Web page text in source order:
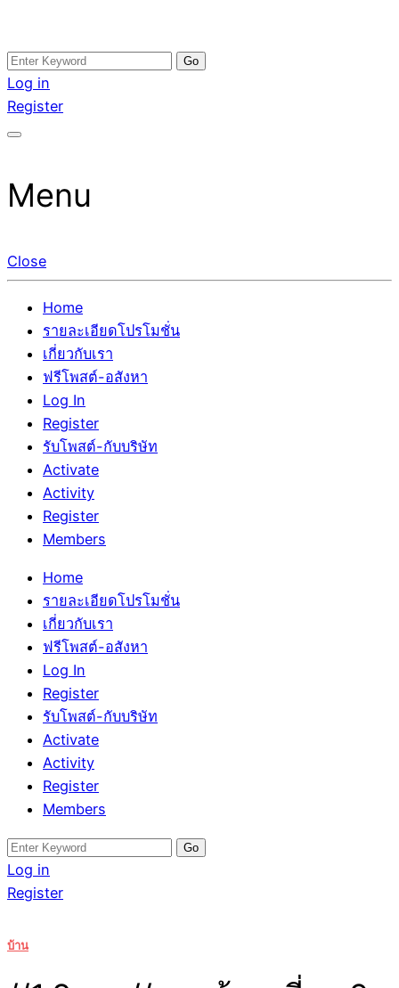
Skip
to
content
อสังหาโพสต์ รีวิวเยอะ รับจ้างโพสต์ขายบ้าน รับจ้างโพสต์อสัง
หา แตกต่างอย่างตั้งใจ รับรองผล อันดับ1 การโพสต์ขายอสังหา
กับทีมงานบริษัท บ้าน ที่ดิน คอนโด ติดGoogleหน้าแรกได้จริงๆ
รับจ้างโพสอสังหา ขายบ้าน อสังหาโพสต์ เชื่อถือได้จริง รับ
โพสต์ ที่ดิน กับทีมงานบริษัท ถูกและดีที่สุด ไม่มีค่านายหน้า
ขายได้จริงๆ ช่วยสร้างโอกาสในการขายได้มากกว่า ที่เดียว ที่
Search
for:
Log in
Register
Menu
Close
Home
รายละเอียดโปรโมชั่น
เกี่ยวกับเรา
ฟรีโพสต์-อสังหา
Log In
Register
รับโพสต์-กับบริษัท
Activate
Activity
Register
Members
Home
รายละเอียดโปรโมชั่น
เกี่ยวกับเรา
ฟรีโพสต์-อสังหา
Log In
Register
รับโพสต์-กับบริษัท
Activate
Activity
Register
Members
Search
for:
Log in
Register
บ้าน